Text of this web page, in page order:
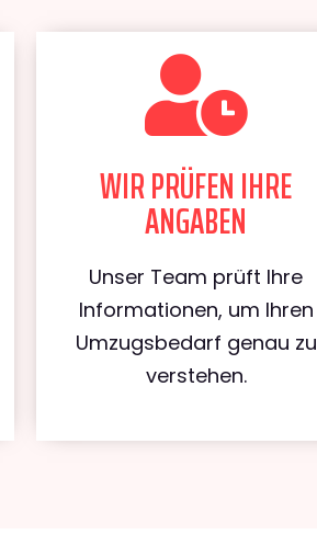
WIR PRÜFEN IHRE
ANGABEN
Unser Team prüft Ihre
Informationen, um Ihren
Umzugsbedarf genau zu
verstehen.